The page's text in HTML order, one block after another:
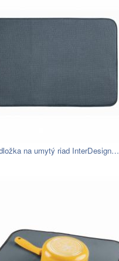
na umytý riad InterDesign…